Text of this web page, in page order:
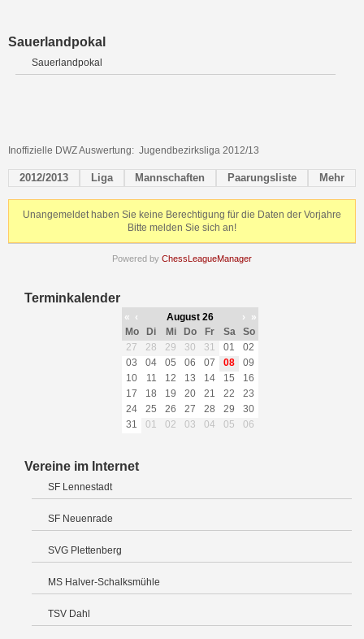
Sauerlandpokal
Sauerlandpokal
Inoffizielle DWZ Auswertung: Jugendbezirksliga 2012/13
2012/2013 Liga Mannschaften Paarungsliste Mehr
Unangemeldet haben Sie keine Berechtigung für die Daten der Vorjahre
Bitte melden Sie sich an!
Powered by ChessLeagueManager
Terminkalender
« ‹ August 26 ›
»
Mo
Di Mi Do Fr Sa
So
27
28 29 30 31 01
02
03
04 05 06 07 08
09
10
11 12 13 14 15
16
17
18 19 20 21 22
23
24
25 26 27 28 29
30
31
01 02 03 04 05 06
Vereine im Internet
SF Lennestadt
SF Neuenrade
SVG Plettenberg
MS Halver-Schalksmühle
TSV Dahl